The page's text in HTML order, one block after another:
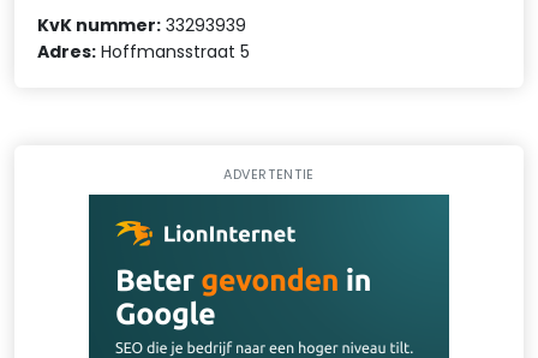
KvK nummer: 33293939
Adres: Hoffmansstraat 5
ADVERTENTIE